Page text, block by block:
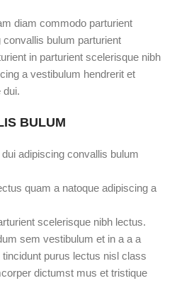
diam commodo parturient
bulum parturient
in parturient scelerisque nibh
a vestibulum hendrerit et
dui.
BULUM
adipiscing convallis bulum
quam a natoque adipiscing a
scelerisque nibh lectus.
sem vestibulum et in a a a
purus lectus nisl class
dictumst mus et tristique